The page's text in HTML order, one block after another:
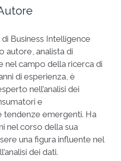
Business Intelligence
autore, analista di
campo della ricerca di
di esperienza, è
nell’analisi dei
e
tendenze emergenti. Ha
nel corso della sua
una figura influente nel
dei dati.